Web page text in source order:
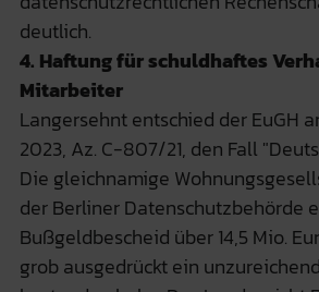
deutlich.
4. Haftung für schuldhaftes
Mitarbeiter
Langersehnt entschied der EuGH
2023, Az. C-807/21, den Fall
Die gleichnamige
der Berliner Datenschutzbehörde
Bußgeldbescheid über 14,5 Mio.
grob ausgedrückt ein